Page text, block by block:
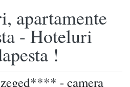
apartamente
- Hoteluri
!
- camera